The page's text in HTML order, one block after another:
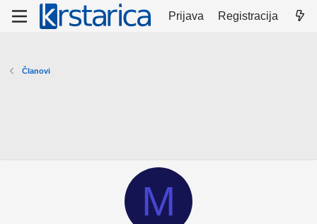
Prijava Registracija
Članovi
M